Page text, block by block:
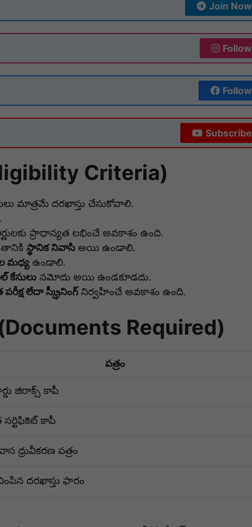
Join Now
Follow
Follow
Subscribe
Criteria)
మాత్రమే దరఖాస్తు చేసుకోవాలి.
ప్రాధాన్యత లభించే అవకాశం ఉంది.
స్థానిక నివాసి అయి ఉండాలి.
మధ్య ఉండాలి.
కేసులు నమోదు అయి ఉండకూడదు.
లేదా స్క్రీనింగ్ నిర్వహించే అవకాశం ఉంది.
Required)
పత్రం
జిరాక్స్ కాపీ
సర్టిఫికెట్ కాపీ
ధ్రువీకరణ పత్రం
దరఖాస్తు ఫారం